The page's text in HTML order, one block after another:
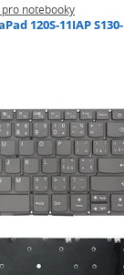
notebooky
120S-11IAP S130-